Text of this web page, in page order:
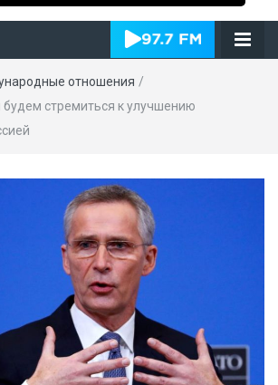
отношения /
стремиться к улучшению